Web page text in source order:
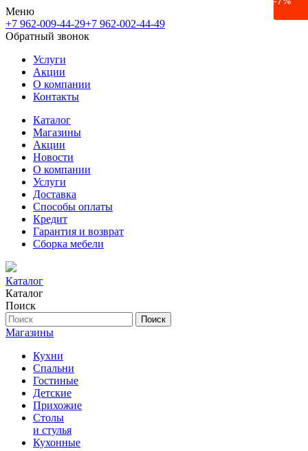
Меню
+7 962-009-44-29+7 962-002-44-49
Обратный звонок
Услуги
Акции
О компании
Контакты
Каталог
Магазины
Акции
Новости
О компании
Услуги
Доставка
Способы оплаты
Кредит
Гарантия и возврат
Сборка мебели
Каталог
Каталог
Поиск
Поиск
Магазины
Кухни
Спальни
Гостиные
Детские
Прихожие
Столы
и стулья
Кухонные